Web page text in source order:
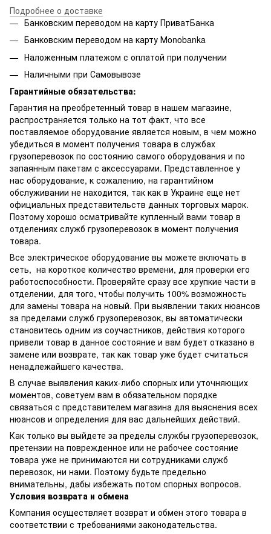
Подробнее о доставке
Банковским переводом на карту ПриватБанка
Банковским переводом на карту Мonobanka
Наложенным платежом с оплатой при получении
Наличными при Самовывозе
Гарантийные обязательства:
Гарантия на преобретенный товар в нашем магазине,
распространяется только на тот факт, что все
поставляемое оборудование является новым, в чем можно
убедиться в момент получения товара в службах
грузоперевозок по состоянию самого оборудования и по
запаянным пакетам с аксессуарами. Представленное у
нас оборудование, к сожалению, на гарантийном
обслуживании не находится, так как в Украине еще нет
официальных представительств данных торговых марок.
Поэтому хорошо осматривайте купленный вами товар в
отделениях служб грузоперевозок в момент получения
товара.
Все электрическое оборудование вы можете включать в
сеть, на короткое количество времени, для проверки его
работоспособности. Проверяйте сразу все хрупкие части в
отделении, для того, чтобы получить 100% возможность
для замены товара на новый. При выявлении таких нюансов
за пределами служб грузоперевозок, вы автоматически
становитесь одним из соучастников, действия которого
привели товар в данное состояние и вам будет отказано в
замене или возврате, так как товар уже будет считаться
ненадлежайшего качества.
В случае выявления каких-либо спорных или уточняющих
моментов, советуем вам в обязательном порядке
связаться с представителем магазина для выяснения всех
нюансов и определения для вас дальнейших действий.
Как только вы выйдете за пределы службы грузоперевозок,
претензии на поврежденное или не рабочее состояние
товара уже не принимаются ни сотрудниками служб
перевозок, ни нами. Поэтому будьте предельно
внимательны, дабы избежать потом спорных вопросов.
Условия возврата и обмена
Компания осуществляет возврат и обмен этого товара в
соответствии с требованиями законодательства.